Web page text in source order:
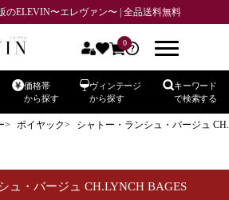
のELEVIN〜エレヴァン〜 | 全品送料無料
0
価格帯
から探す
ヴィンテージ
から探す
キーワード
で検索する
ポイヤック シャトー・ランシュ・バージュ
ュ・バージュ CH.LYNCH BAGES
示しない